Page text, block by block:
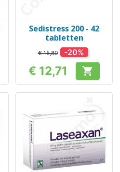
Sedistress 200 - 42
tabletten
€ 15,89 -20%
Prijs
€ 12,71 